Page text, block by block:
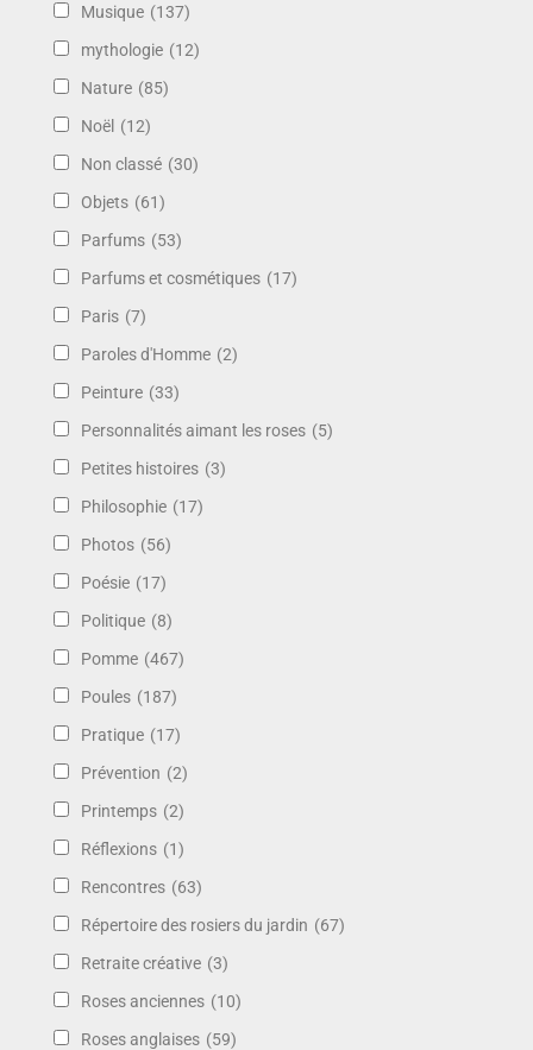
Musique (137)
mythologie (12)
Nature (85)
Noël (12)
Non classé (30)
Objets (61)
Parfums (53)
Parfums et cosmétiques (17)
Paris (7)
Paroles d'Homme (2)
Peinture (33)
Personnalités aimant les roses (5)
Petites histoires (3)
Philosophie (17)
Photos (56)
Poésie (17)
Politique (8)
Pomme (467)
Poules (187)
Pratique (17)
Prévention (2)
Printemps (2)
Réflexions (1)
Rencontres (63)
Répertoire des rosiers du jardin (67)
Retraite créative (3)
Roses anciennes (10)
Roses anglaises (59)